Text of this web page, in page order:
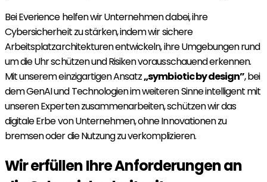
Bei Everience helfen wir Unternehmen dabei, ihre
Cybersicherheit zu stärken, indem wir sichere
Arbeitsplatzarchitekturen entwickeln, ihre Umgebungen rund
um die Uhr schützen und Risiken vorausschauend erkennen.
Mit unserem einzigartigen Ansatz„symbiotic by design”, bei
dem GenAI und Technologien im weiteren Sinne intelligent mit
unseren Experten zusammenarbeiten, schützen wir das
digitale Erbe von Unternehmen, ohne Innovationen zu
bremsen oder die Nutzung zu verkomplizieren.
Wir erfüllen Ihre Anforderungen an